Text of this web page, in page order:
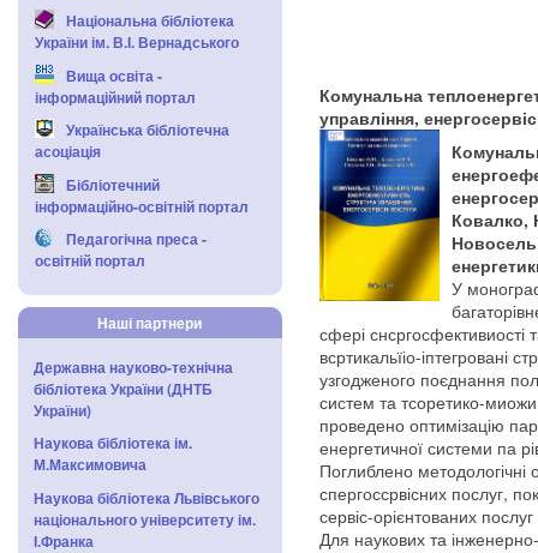
Національна бібліотека
України ім. В.І. Вернадського
Вища освіта -
інформаційний портал
Українська бібліотечна
асоціація
Бібліотечний
інформаційно-освітній портал
Педагогічна преса -
освітній портал
Наші партнери
Державна науково-технічна
бібліотека України (ДНТБ
України)
Наукова бібліотека ім.
М.Максимовича
Наукова бібліотека Львівського
національного університету ім.
І.Франка
Комунальна
управління,
Ковалко,
У
сфері
всртикальїіо-іптегровані
узгодженого поєднання
систем та тсоретико-
проведено оптимізацію
енергетичної системи па
Поглиблено
спергоссрвісних послуг,
сервіс-орієнтованих
Для наукових та